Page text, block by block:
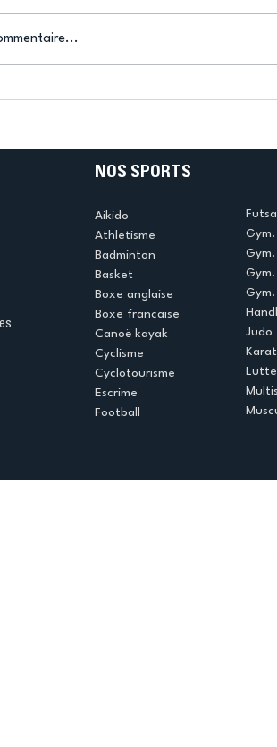
podium !
NOS SPORTS
Aikido
Athletisme
Badminton
Basket
Boxe anglaise
Boxe francaise
Canoë kayak
Cyclisme
Cyclotourisme
Escrime
Football
Judo
Lutte